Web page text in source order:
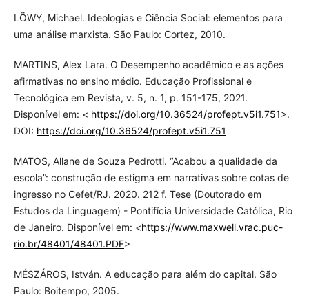
LÖWY, Michael. Ideologias e Ciência Social: elementos para
uma análise marxista. São Paulo: Cortez, 2010.
MARTINS, Alex Lara. O Desempenho acadêmico e as ações
afirmativas no ensino médio. Educação Profissional e
Tecnológica em Revista, v. 5, n. 1, p. 151-175, 2021.
Disponível em: < https://doi.org/10.36524/profept.v5i1.751>.
DOI: https://doi.org/10.36524/profept.v5i1.751
MATOS, Allane de Souza Pedrotti. “Acabou a qualidade da
escola”: construção de estigma em narrativas sobre cotas de
ingresso no Cefet/RJ. 2020. 212 f. Tese (Doutorado em
Estudos da Linguagem) - Pontifícia Universidade Católica, Rio
de Janeiro. Disponível em: <https://www.maxwell.vrac.puc-
rio.br/48401/48401.PDF>
MÉSZÁROS, István. A educação para além do capital. São
Paulo: Boitempo, 2005.